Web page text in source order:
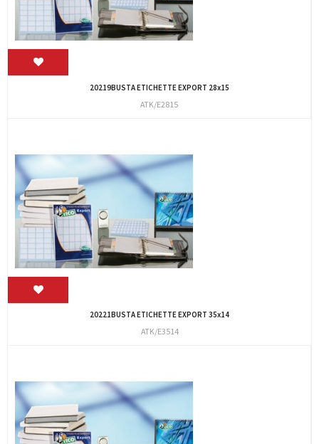
20219BUSTA ETICHETTE EXPORT 28x15
ATK/E2815
20221BUSTA ETICHETTE EXPORT 35x14
ATK/E3514